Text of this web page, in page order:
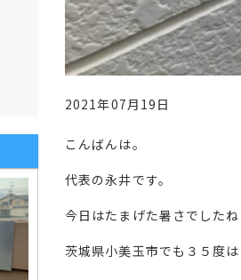
2021年07月19日
こんばんは。
代表の永井です。
今日はたまげた暑さでした
茨城県小美玉市でも３５度